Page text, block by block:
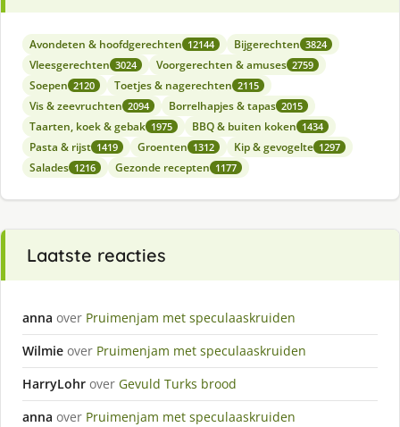
Avondeten & hoofdgerechten 12144 Bijgerechten 3824
Vleesgerechten 3024 Voorgerechten & amuses 2759
Soepen 2120 Toetjes & nagerechten 2115
Vis & zeevruchten 2094 Borrelhapjes & tapas 2015
Taarten, koek & gebak 1975 BBQ & buiten koken 1434
Pasta & rijst 1419 Groenten 1312 Kip & gevogelte 1297
Salades 1216 Gezonde recepten 1177
Laatste reacties
anna over Pruimenjam met speculaaskruiden
Wilmie over Pruimenjam met speculaaskruiden
HarryLohr over Gevuld Turks brood
anna over Pruimenjam met speculaaskruiden